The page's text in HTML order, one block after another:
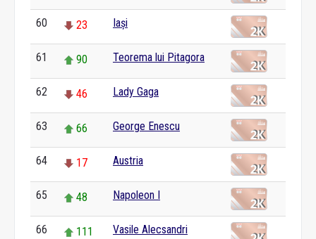
60 23 Iași
61 90 Teorema lui Pitagora
62 46 Lady Gaga
63 66 George Enescu
64 17 Austria
65 48 Napoleon I
66 111 Vasile Alecsandri